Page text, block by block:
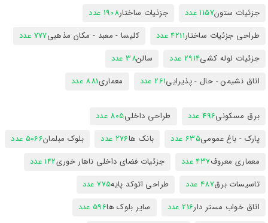
جزئیات ستون1157 عدد جزئیات ساختار1908 عدد
طراحی جزئیات ساختار4211 عدد کلیسا - معبد - مکان مذهبی777 عدد
جزئیات لوله کشی2914 عدد سالن38 عدد
اتاق نشیمن - حال - پذیرایی261 عدد معماری881 عدد
برق مسکونی496 عدد طراحی داخلی805 عدد
پارک - باغ عمومی635 عدد بانک ها276 عدد بلوک مبلمان5066 عدد
معماری معروف437 عدد جزئیات فضای داخلی ناهار خوری142 عدد
تاسیسات برق487 عدد طراحی اتوکد پایه775 عدد
اتاق خواب مستر دار216 عدد سایر بلوک ها596 عدد